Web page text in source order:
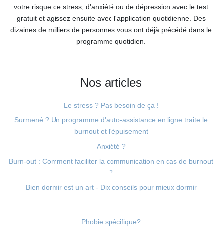
votre risque de stress, d'anxiété ou de dépression avec le test
gratuit et agissez ensuite avec l'application quotidienne. Des
dizaines de milliers de personnes vous ont déjà précédé dans le
programme quotidien.
Nos articles
Phobie spécifique?
Le stress ? Pas besoin de ça !
Surmené ? Un programme d'auto-assistance en ligne traite le
burnout et l'épuisement
Anxiété ?
Burn-out : Comment faciliter la communication en cas de burnout
?
Bien dormir est un art - Dix conseils pour mieux dormir